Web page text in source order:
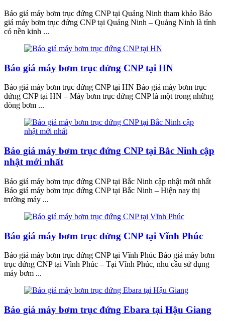
Báo giá máy bơm trục đứng CNP tại Quảng Ninh tham khảo Báo
giá máy bơm trục đứng CNP tại Quảng Ninh – Quảng Ninh là tỉnh
có nền kinh ...
Báo giá máy bơm trục đứng CNP tại HN
Báo giá máy bơm trục đứng CNP tại HN Báo giá máy bơm trục
đứng CNP tại HN – Máy bơm trục đứng CNP là một trong những
dòng bơm ...
Báo giá máy bơm trục đứng CNP tại Bắc Ninh cập
nhật mới nhất
Báo giá máy bơm trục đứng CNP tại Bắc Ninh cập nhật mới nhất
Báo giá máy bơm trục đứng CNP tại Bắc Ninh – Hiện nay thị
trường máy ...
Báo giá máy bơm trục đứng CNP tại Vĩnh Phúc
Báo giá máy bơm trục đứng CNP tại Vĩnh Phúc Báo giá máy bơm
trục đứng CNP tại Vĩnh Phúc – Tại Vĩnh Phúc, nhu cầu sử dụng
máy bơm ...
Báo giá máy bơm trục đứng Ebara tại Hậu Giang